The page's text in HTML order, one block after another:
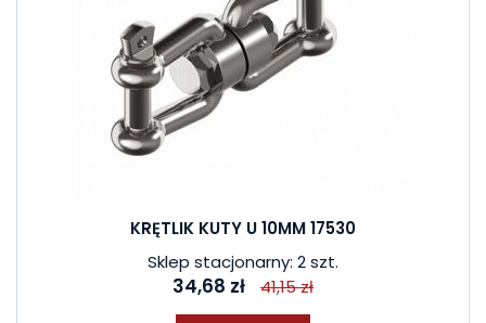
KRĘTLIK KUTY U 10MM 17530
Sklep stacjonarny: 2 szt.
34,68 zł 41,15 zł